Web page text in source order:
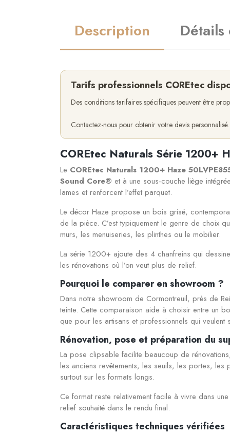
Description
Tarifs professionnels COREtec
Des conditions tarifaires spécifiques peuvent être
Contactez-nous pour obtenir votre devis personnalisé.
COREtec Naturals Série 1200+
Le COREtec Naturals 1200+ Haze
Sound Core® et à une sous-couche liège
lames et renforcent l’effet parquet.
Le décor Haze propose un bois grisé,
de la pièce. C’est typiquement le genre de choix
murs, les menuiseries, les plinthes ou le mobilier.
La série 1200+ ajoute des 4 chanfreins qui
les rénovations où l’on veut plus de relief.
Pourquoi le comparer en showroom ?
Dans notre showroom de Cormontreuil, près de
teinte. Cette comparaison aide à choisir entre un
que pour les artisans et professionnels qui veulent
Rénovation, pose et préparation du
La pose clipsable facilite beaucoup de
les anciens revêtements, les seuils, les portes,
surtout sur les formats longs.
Ce format reste relativement facile à vivre dans
relief souhaité dans le rendu final.
Caractéristiques techniques vérifiées